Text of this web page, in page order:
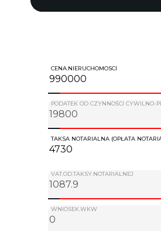
CENA.NIERUCHOMOSCI
PODATEK OD CZYNNOŚCI CYWILNO-
TAKSA NOTARIALNA (OPŁATA
VAT.OD.TAKSY.NOTARIALNEJ
WNIOSEK.WKW